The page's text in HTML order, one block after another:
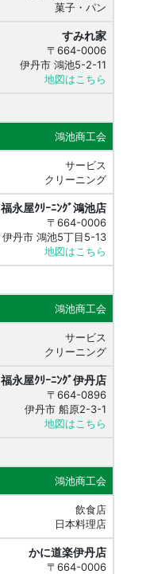
菓子・パン
すみれ家
〒664-0006
伊丹市 鴻池5-2-11
地図はこちら
鴻池商工会
サービス
クリーニング
福永屋ｸﾘｰﾆﾝｸﾞ鴻池店
〒664-0006
伊丹市 鴻池5丁目5-13
地図はこちら
鴻池商工会
サービス
クリーニング
福永屋ｸﾘｰﾆﾝｸﾞ伊丹店
〒664-0896
伊丹市 船原2-3-1
地図はこちら
鴻池商工会
飲食店
日本料理店
かに道楽伊丹店
〒664-0006